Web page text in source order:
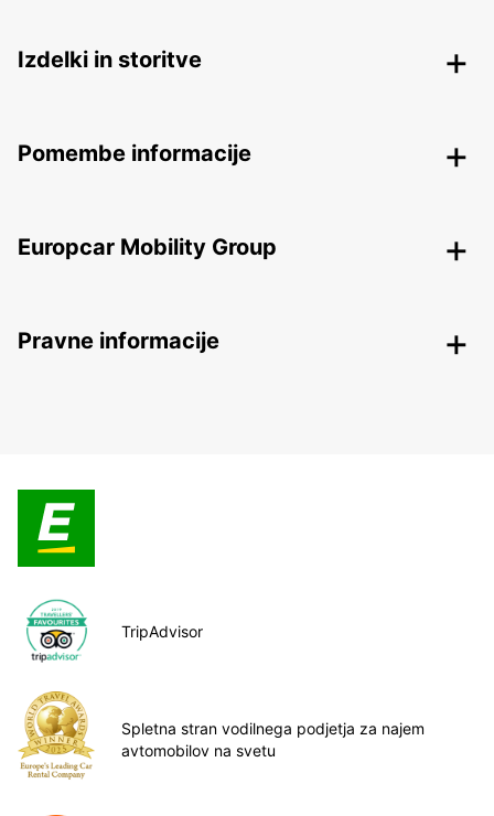
Izdelki in storitve
Pomembe informacije
Europcar Mobility Group
Pravne informacije
TripAdvisor
Spletna stran vodilnega podjetja za najem
avtomobilov na svetu